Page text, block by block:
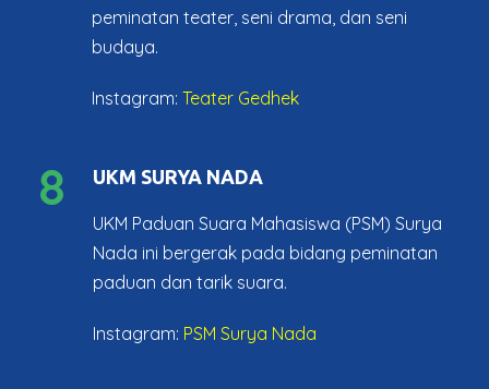
peminatan teater, seni drama, dan seni
budaya.
Instagram: Teater Gedhek
8 UKM SURYA NADA
UKM Paduan Suara Mahasiswa (PSM) Surya
Nada ini bergerak pada bidang peminatan
paduan dan tarik suara.
Instagram: PSM Surya Nada